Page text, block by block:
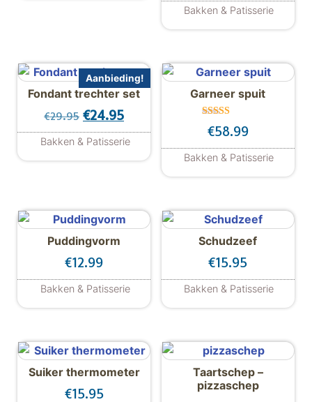
Bakken & Patisserie
Aanbieding!
Fondant trechter set
€29.95 Oorspronkelijke prijs was: €29.95.
€24.95Huidige prijs is: €24.95.
Bakken & Patisserie
Garneer spuit
Gewaard
eerd
uit 5
€58.99
Bakken & Patisserie
Puddingvorm
€12.99
Bakken & Patisserie
Schudzeef
€15.95
Bakken & Patisserie
Suiker thermometer
€15.95
Taartschep –
pizzaschep